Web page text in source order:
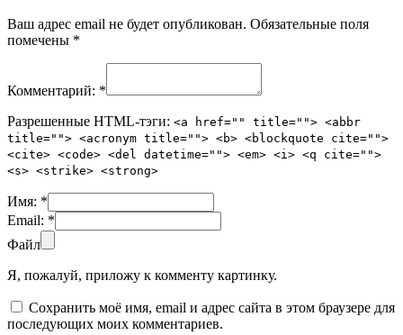
Ваш адрес email не будет опубликован. Обязательные поля
помечены *
Комментарий: *
Разрешенные HTML-тэги: <a href="" title=""> <abbr
title=""> <acronym title=""> <b> <blockquote cite="">
<cite> <code> <del datetime=""> <em> <i> <q cite="">
<s> <strike> <strong>
Имя: *
Email: *
Файл
Я, пожалуй, приложу к комменту картинку.
Сохранить моё имя, email и адрес сайта в этом браузере для
последующих моих комментариев.